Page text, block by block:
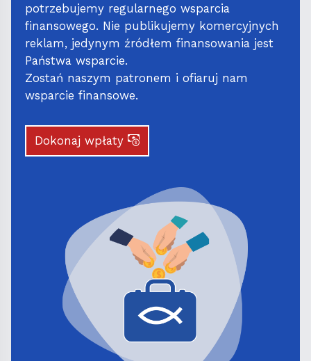
potrzebujemy regularnego wsparcia
finansowego. Nie publikujemy komercyjnych
reklam, jedynym źródłem finansowania jest
Państwa wsparcie.
Zostań naszym patronem i ofiaruj nam
wsparcie finansowe.
Dokonaj wpłaty